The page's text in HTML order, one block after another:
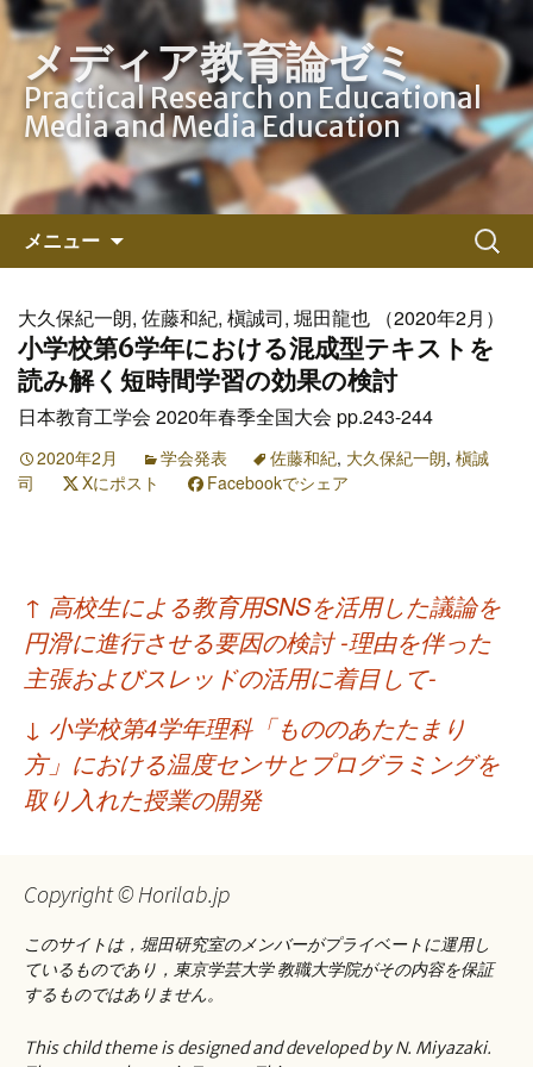
メディア教育論ゼミ
Practical Research on Educational
Media and Media Education
メニュー
ン
ツ
へ
ス
キ
プ
検
索:
大久保紀一朗, 佐藤和紀, 槇誠司, 堀田龍也 （2020年2月）
小学校第6学年における混成型テキストを
読み解く短時間学習の効果の検討
日本教育工学会 2020年春季全国大会 pp.243-244
2020年2月 学会発表 佐藤和紀, 大久保紀一朗, 槇誠
司
Xにポスト Facebookでシェア
投
稿
ナ
ビ
ゲ
ー
ョ
ン
↑ 高校生による教育用SNSを活用した議論を
円滑に進行させる要因の検討 -理由を伴った
主張およびスレッドの活用に着目して-
↓ 小学校第4学年理科「もののあたたまり
方」における温度センサとプログラミングを
取り入れた授業の開発
Copyright © Horilab.jp
このサイトは，堀田研究室のメンバーがプライベートに運用し
ているものであり，東京学芸大学 教職大学院がその内容を保証
するものではありません。
This child theme is designed and developed by N. Miyazaki.